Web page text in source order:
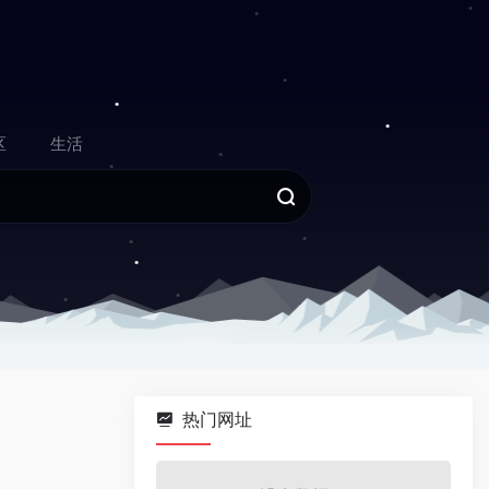
生活
热门网址